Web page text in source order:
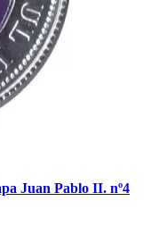
Juan Pablo II. nº4